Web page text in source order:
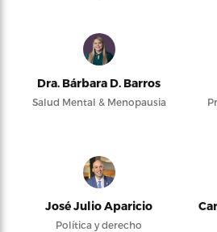
Dra. Bárbara D. Barros
Salud Mental & Menopausia
José Julio Aparicio
Política y derecho